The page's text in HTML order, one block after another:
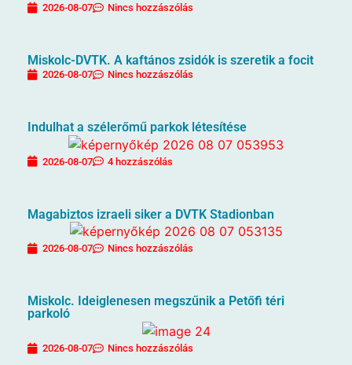
2026-08-07 Nincs hozzászólás
Miskolc-DVTK. A kaftános zsidók is szeretik a focit
2026-08-07 Nincs hozzászólás
Indulhat a szélerőmű parkok létesítése
2026-08-07 4 hozzászólás
Magabiztos izraeli siker a DVTK Stadionban
2026-08-07 Nincs hozzászólás
Miskolc. Ideiglenesen megszűnik a Petőfi téri
parkoló
2026-08-07 Nincs hozzászólás